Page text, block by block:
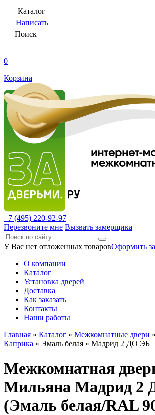
Каталог
Написать
Поиск
0
Корзина
+7 (495) 220-92-97
Перезвоните мне Вызвать замерщика
У Вас нет отложенных товаровОформить
О компании
Каталог
Установка дверей
Доставка
Как заказать
Контакты
Наши работы
Главная » Каталог » Межкомнатные двери »
Каприка » Эмаль белая » Мадрид 2 ДО ЭБ
Межкомнатная
Мильяна Мадрид 2
(Эмаль белая/RAL